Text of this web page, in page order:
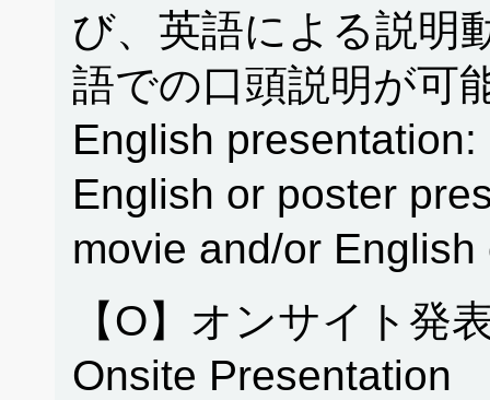
び、英語による説明
語での口頭説明が可
English
English or poster
movie and/or
【O】オンサイト発
Onsite Presentation